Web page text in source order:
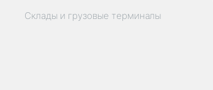
Склады и грузовые терминалы